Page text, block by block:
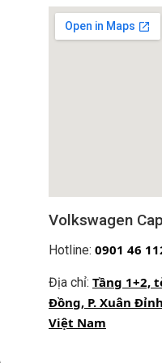
MST: 0110404220
ĐĂNG KÝ NHẬN THÔNG
với Chính sách quyền riêng
Chính sách bảo mật thông
Chính sách giao nhận
Volkswagen
Hotline: 0901 46
Địa chỉ: Tầng 1+2,
Đồng, P. Xuân
Việt Nam